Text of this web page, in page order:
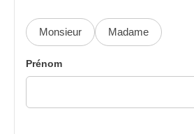
Monsieur Madame
Prénom